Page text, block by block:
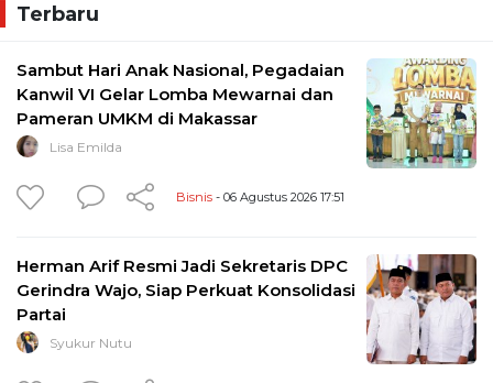
Terbaru
Sambut Hari Anak Nasional, Pegadaian
Kanwil VI Gelar Lomba Mewarnai dan
Pameran UMKM di Makassar
Lisa Emilda
Bisnis - 06 Agustus 2026 17:51
Herman Arif Resmi Jadi Sekretaris DPC
Gerindra Wajo, Siap Perkuat Konsolidasi
Partai
Syukur Nutu